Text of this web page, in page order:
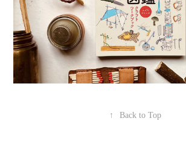
↑ Back to Top